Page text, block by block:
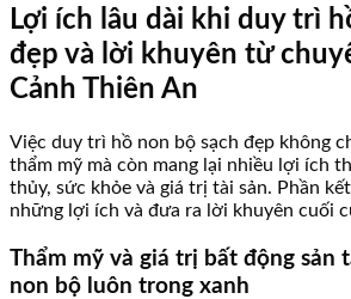
Lợi ích lâu dài khi duy trì
đẹp và lời khuyên từ
Cảnh Thiên An
Việc duy trì hồ non bộ sạch đẹp không
thẩm mỹ mà còn mang lại nhiều lợi ích
thủy, sức khỏe và giá trị tài sản. Phần
những lợi ích và đưa ra lời khuyên cuối
Thẩm mỹ và giá trị bất động sản
non bộ luôn trong xanh